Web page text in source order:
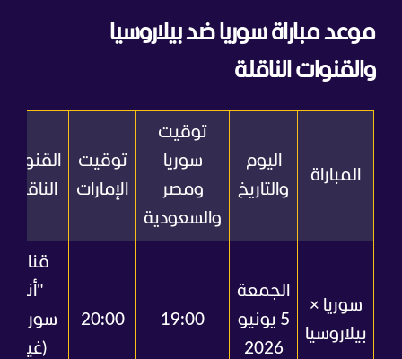
موعد مباراة سوريا ضد بيلاروسيا
والقنوات الناقلة
المباراة
اليوم
والتاريخ
توقيت
سوريا
ومصر
والسعودية
توقيت
الإمارات
القنوات
الناقلة
سوريا ×
بيلاروسيا
الجمعة
5 يونيو
2026
19:00
20:00
قناة
"أنا
سوريا"
(غير